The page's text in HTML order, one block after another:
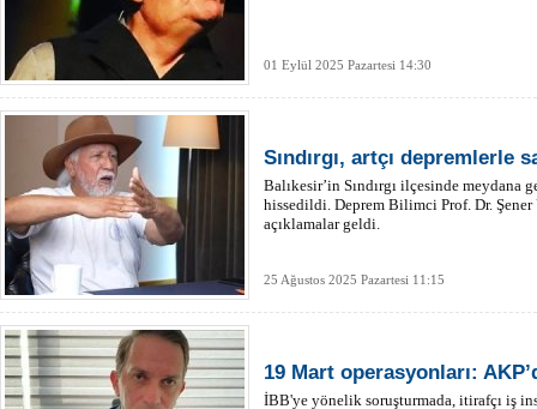
01 Eylül 2025 Pazartesi 14:30
Sındırgı, artçı depremlerle
Balıkesir’in Sındırgı ilçesinde meydana
hissedildi. Deprem Bilimci Prof. Dr.
açıklamalar geldi.
25 Ağustos 2025 Pazartesi 11:15
19 Mart operasyonları:
İBB'ye yönelik soruşturmada, itirafçı iş